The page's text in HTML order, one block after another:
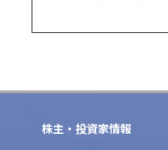
株主・投資家情報